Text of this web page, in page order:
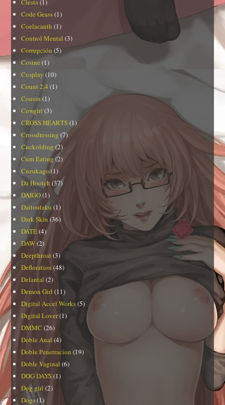
Clesta(1)
Code Geass(1)
Coelacanth (1)
Control Mental (3)
Corrupción (5)
Cosine(1)
Cosplay (10)
Count 2.4 (1)
Cousin (1)
Cowgirl (3)
CROSS HEARTS(1)
Crossdressing (7)
Cuckolding (2)
Cum Eating(2)
Cuzukago(1)
Da Hootch (37)
DAIGO(1)
Daitoutaku (1)
Dark Skin (36)
DATE(4)
DAW(2)
Deepthroat (3)
Defloration (48)
Delantal (2)
Demon Girl (11)
Digital Accel Works(5)
Digital Lover(1)
DMMC (26)
Doble Anal (4)
Doble Penetracion (19)
Doble Vaginal (6)
DOG DAYS(1)
Dog girl (2)
Dogs(1)